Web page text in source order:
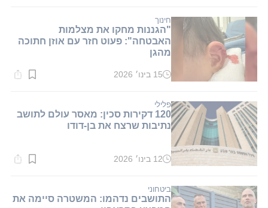
דקות.
חינוך
"הגננות מחקו את מצלמות
האבטחה": פעוט חזר עם אוזן חתוכה
מהגן
זמן
דקות.
15 בינו׳ 2026
פלילי
120 דקירות סכין: מאסר עולם לתושב
נתיבות שרצח את בן-דודו
זמן
דקות.
12 בינו׳ 2026
ביטחוני
התושבים נדהמו: המשטרה סיימה את